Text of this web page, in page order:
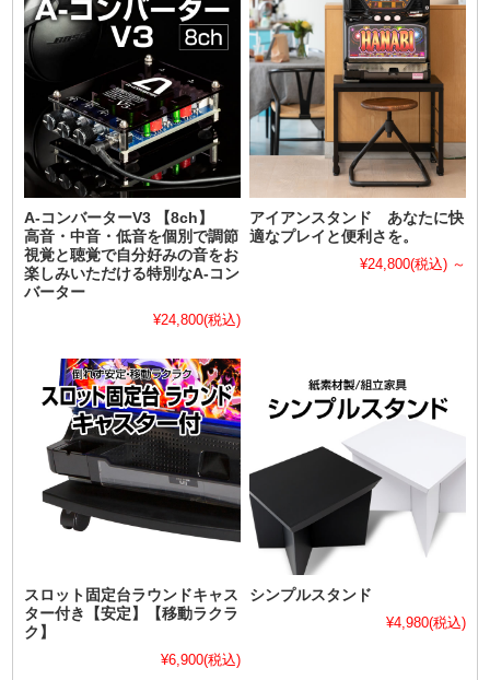
A-コンバーターV3 【8ch】
高音・中音・低音を個別で調節
視覚と聴覚で自分好みの音をお
楽しみいただける特別なA-コン
バーター
¥24,800(税込)
アイアンスタンド あなたに快
適なプレイと便利さを。
¥24,800(税込) ～
スロット固定台ラウンドキャス
ター付き【安定】【移動ラクラ
ク】
¥6,900(税込)
シンプルスタンド
¥4,980(税込)